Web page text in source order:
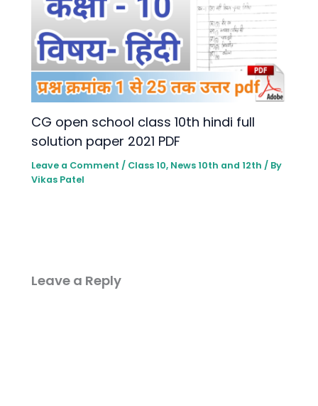
CG open school class 10th hindi full
solution paper 2021 PDF
Leave a Comment / Class 10, News 10th and 12th / By
Vikas Patel
Leave a Reply